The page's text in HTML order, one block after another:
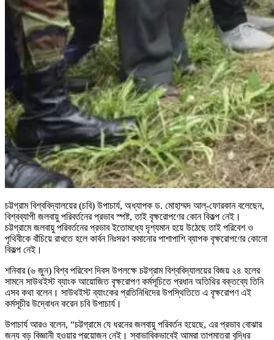
চট্টগ্রাম বিশ্ববিদ্যালয়ের (চবি) উপাচার্য, অধ্যাপক ড. মোহাম্মদ আল্-ফোরকান বলেছেন,
বিশ্বব্যাপী জলবায়ু পরিবর্তনের প্রভাব স্পষ্ট, তাই বৃক্ষরোপণের কোন বিকল্প নেই।
চট্টগ্রামে জলবায়ু পরিবর্তনের প্রভাব ইতোমধ্যে দৃশ্যমান হয়ে উঠেছে তাই পরিবেশ ও
পৃথিবীকে বাঁচিয়ে রাখতে হলে কার্বন নিঃসরণ কমানোর পাশাপাশি ব্যাপক বৃক্ষরোপণের কোনো
বিকল্প নেই।
শনিবার (৬ জুন) বিশ্ব পরিবেশ দিবস উপলক্ষে চট্টগ্রাম বিশ্ববিদ্যালয়ের বিজয় ২৪ হলের
সামনে সাউথইস্ট ব্যাংক আয়োজিত বৃক্ষরোপণ কর্মসূচিতে প্রধান অতিথির বক্তব্যে তিনি
এসব কথা বলেন। সাউথইস্ট ব্যাংকের প্রতিনিধিদের উপস্থিতিতে এ বৃক্ষরোপণ এই
কর্মসূচীর উদ্বোধন করেন চবি উপাচার্য।
উপাচার্য আরও বলেন, “চট্টগ্রামে যে ধরনের জলবায়ু পরিবর্তন হয়েছে, এর প্রভাব বোঝার
জন্য বড় বিজ্ঞানী হওয়ার প্রয়োজন নেই। স্বাভাবিকভাবেই আমরা তাপমাত্রা বৃদ্ধির